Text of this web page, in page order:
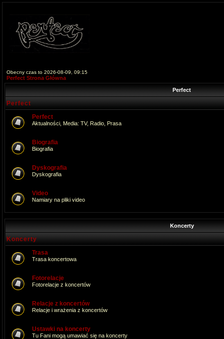
Obecny czas to 2026-08-09, 09:15
Perfect Strona Główna
Perfect
Perfect
Perfect
Aktualności, Media: TV, Radio, Prasa
Biografia
Biografia
Dyskografia
Dyskografia
Video
Namiary na pliki video
Koncerty
Koncerty
Trasa
Trasa koncertowa
Fotorelacje
Fotorelacje z koncertów
Relacje z koncertów
Relacje i wrażenia z koncertów
Ustawki na koncerty
Tu Fani mogą umawiać się na koncerty